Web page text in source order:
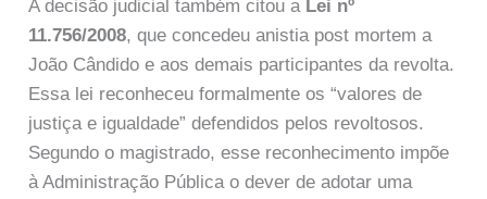
A decisão judicial também citou a Lei nº
11.756/2008, que concedeu anistia post mortem a
João Cândido e aos demais participantes da revolta.
Essa lei reconheceu formalmente os “valores de
justiça e igualdade” defendidos pelos revoltosos.
Segundo o magistrado, esse reconhecimento impõe
à Administração Pública o dever de adotar uma